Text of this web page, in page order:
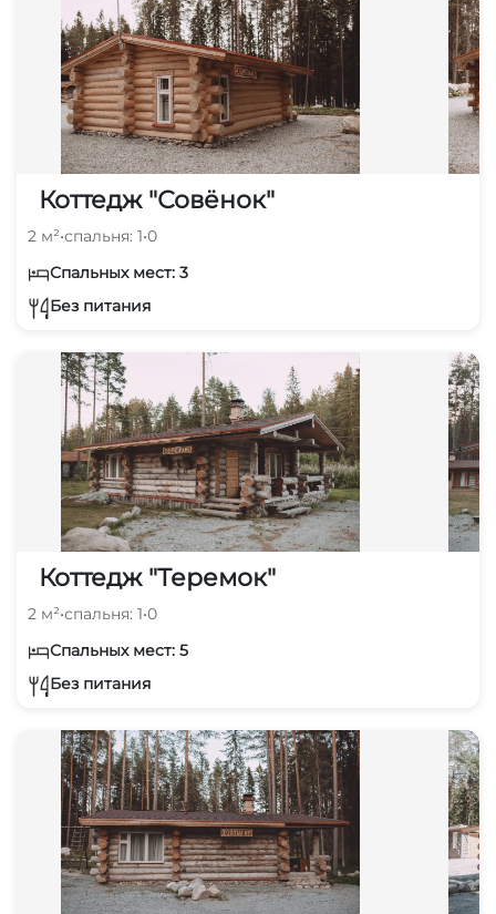
Коттедж "Совёнок"
2 м²•спальня: 1•0
Спальных мест: 3
Без питания
Коттедж "Теремок"
2 м²•спальня: 1•0
Спальных мест: 5
Без питания